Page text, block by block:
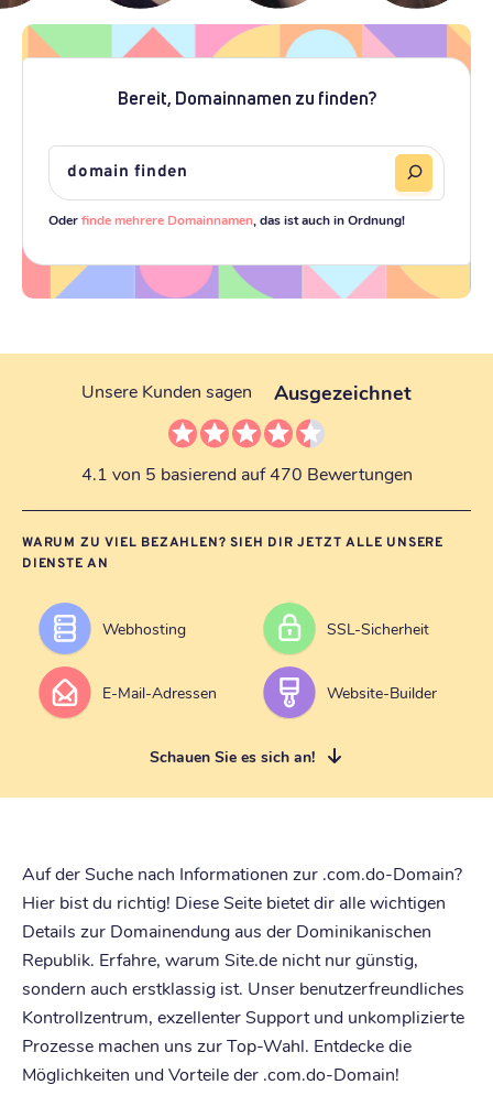
Bereit, Domainnamen zu finden?
Oderfinde mehrere Domainnamen , das ist auch in Ordnung!
Unsere Kunden sagen Ausgezeichnet
4.1 von 5 basierend auf 470 Bewertungen
WARUM ZU VIEL BEZAHLEN? SIEH DIR JETZT ALLE UNSERE
DIENSTE AN
Webhosting SSL-Sicherheit
E-Mail-Adressen Website-Builder
Schauen Sie es sich an!
Auf der Suche nach Informationen zur .com.do-Domain?
Hier bist du richtig! Diese Seite bietet dir alle wichtigen
Details zur Domainendung aus der Dominikanischen
Republik. Erfahre, warum Site.de nicht nur günstig,
sondern auch erstklassig ist. Unser benutzerfreundliches
Kontrollzentrum, exzellenter Support und unkomplizierte
Prozesse machen uns zur Top-Wahl. Entdecke die
Möglichkeiten und Vorteile der .com.do-Domain!